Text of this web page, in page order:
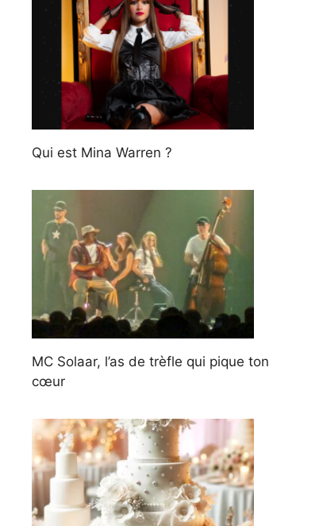
Qui est Mina Warren ?
MC Solaar, l’as de trèfle qui pique ton
cœur